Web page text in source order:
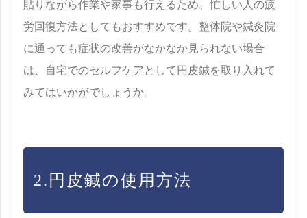
貼りながら作業や家事も行えるため、忙しい人の疲
労回復方法としてもおすすめです。整体院や鍼灸院
に通っても症状の改善がなかなか見られない場合
は、自宅でのセルフケアとして円皮鍼を取り入れて
みてはいかがでしょうか。
2.円皮鍼の使用方法